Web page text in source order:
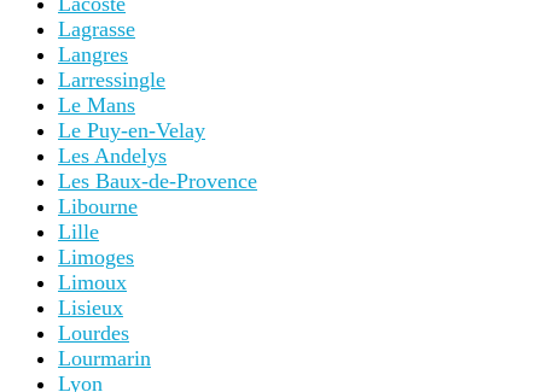
Lagrasse
Langres
Larressingle
Le Mans
Le Puy-en-Velay
Les Andelys
Les Baux-de-Provence
Libourne
Lille
Limoges
Limoux
Lisieux
Lourdes
Lourmarin
Lyon